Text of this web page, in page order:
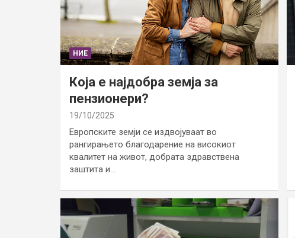
НИЕ
Која е најдобра земја за
пензионери?
19/10/2025
Европските земји се издвојуваат во
рангирањето благодарение на високиот
квалитет на живот, добрата здравствена
заштита и…